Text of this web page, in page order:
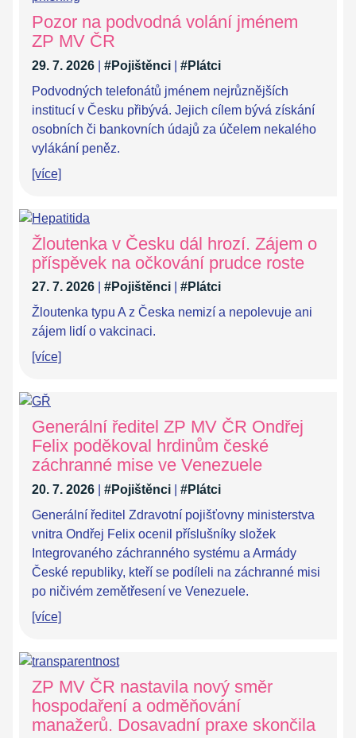
Pozor na podvodná volání jménem
ZP MV ČR
29. 7. 2026 #Pojištěnci
#Plátci
Podvodných telefonátů jménem nejrůznějších
institucí v Česku přibývá. Jejich cílem bývá získání
osobních či bankovních údajů za účelem nekalého
vylákání peněz.
[více]
Žloutenka v Česku dál hrozí. Zájem o
příspěvek na očkování prudce roste
27. 7. 2026 #Pojištěnci
#Plátci
Žloutenka typu A z Česka nemizí a nepolevuje ani
zájem lidí o vakcinaci.
[více]
Generální ředitel ZP MV ČR Ondřej
Felix poděkoval hrdinům české
záchranné mise ve Venezuele
20. 7. 2026 #Pojištěnci
#Plátci
Generální ředitel Zdravotní pojišťovny ministerstva
vnitra Ondřej Felix ocenil příslušníky složek
Integrovaného záchranného systému a Armády
České republiky, kteří se podíleli na záchranné misi
po ničivém zemětřesení ve Venezuele.
[více]
ZP MV ČR nastavila nový směr
hospodaření a odměňování
manažerů. Dosavadní praxe skončila